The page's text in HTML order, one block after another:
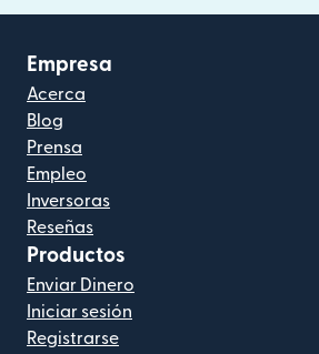
Empresa
Acerca
Blog
Prensa
Empleo
Inversoras
Reseñas
Productos
Enviar Dinero
Iniciar sesión
Registrarse